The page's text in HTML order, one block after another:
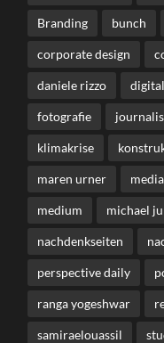
Branding bunch
corporate design
daniele rizzo
fotografie
klimakrise
maren urner media
medium michael
nachdenkseiten
perspective daily
ranga yogeshwar
samiraelouassil